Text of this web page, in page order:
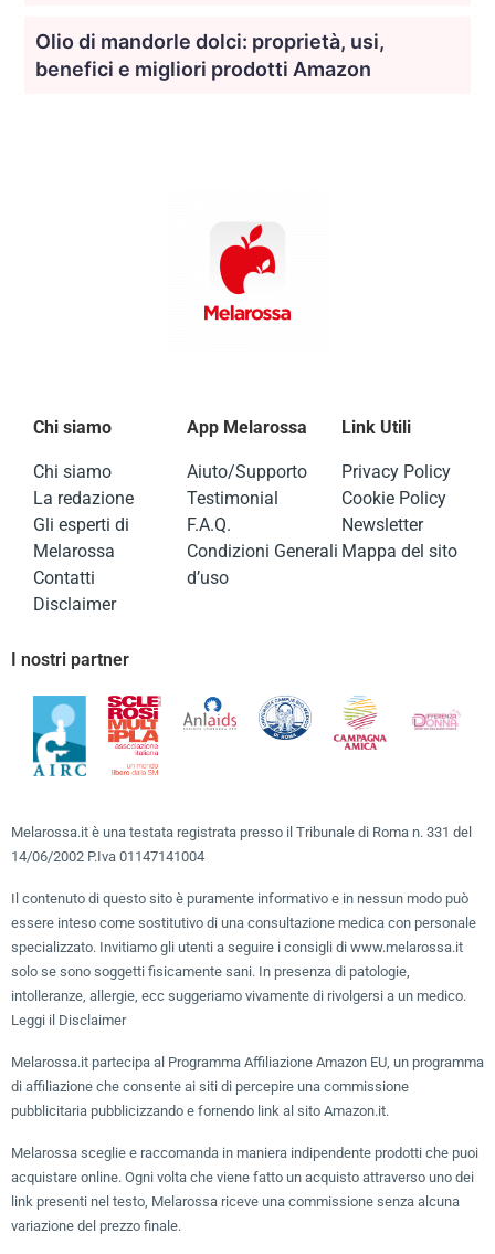
Olio di mandorle dolci: proprietà, usi,
benefici e migliori prodotti Amazon
Chi siamo
Chi siamo
La redazione
Gli esperti di
Melarossa
Contatti
Disclaimer
App Melarossa
Aiuto/Supporto
Testimonial
F.A.Q.
Condizioni Generali
d’uso
Link Utili
Privacy Policy
Cookie Policy
Newsletter
Mappa del sito
I nostri partner
Melarossa.it è una testata registrata presso il Tribunale di Roma n. 331 del
14/06/2002 P.Iva 01147141004
Il contenuto di questo sito è puramente informativo e in nessun modo può
essere inteso come sostitutivo di una consultazione medica con personale
specializzato. Invitiamo gli utenti a seguire i consigli di www.melarossa.it
solo se sono soggetti fisicamente sani. In presenza di patologie,
intolleranze, allergie, ecc suggeriamo vivamente di rivolgersi a un medico.
Leggi il Disclaimer
Melarossa.it partecipa al Programma Affiliazione Amazon EU, un programma
di affiliazione che consente ai siti di percepire una commissione
pubblicitaria pubblicizzando e fornendo link al sito Amazon.it.
Melarossa sceglie e raccomanda in maniera indipendente prodotti che puoi
acquistare online. Ogni volta che viene fatto un acquisto attraverso uno dei
link presenti nel testo, Melarossa riceve una commissione senza alcuna
variazione del prezzo finale.